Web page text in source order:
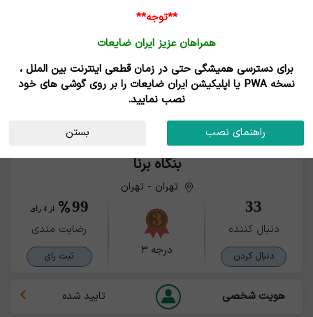
بنگاه برنا
تهران - تهران
33
دنبال کننده
دنبال کردن درجه ۳
99 از 4 رای
رضایت مندی
ثبت رای
هویت شخصی تایید شده
**توجه**
همراهان عزیز ایران ضایعات
برای دسترسی همیشگی حتی در زمان قطعی اینترنت بین الملل ،
نسخه PWA یا اپلیکیشن ایران ضایعات را بر روی گوشی های خود
نصب نمایید.
راهنمای نصب بستن